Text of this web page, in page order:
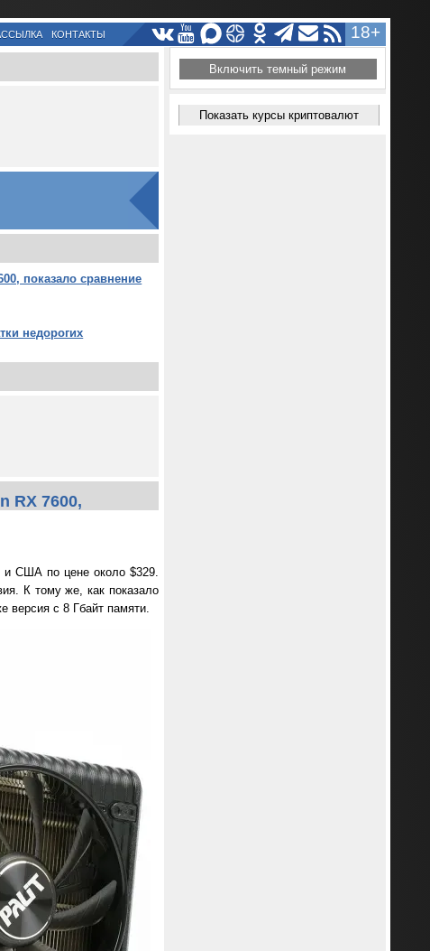
18+
КОНТАКТЫ
показало сравнение
недорогих
RX 7600,
и США по цене около $329.
К тому же, как показало
версия с 8 Гбайт памяти.
Включить темный режим
Показать курсы криптовалют